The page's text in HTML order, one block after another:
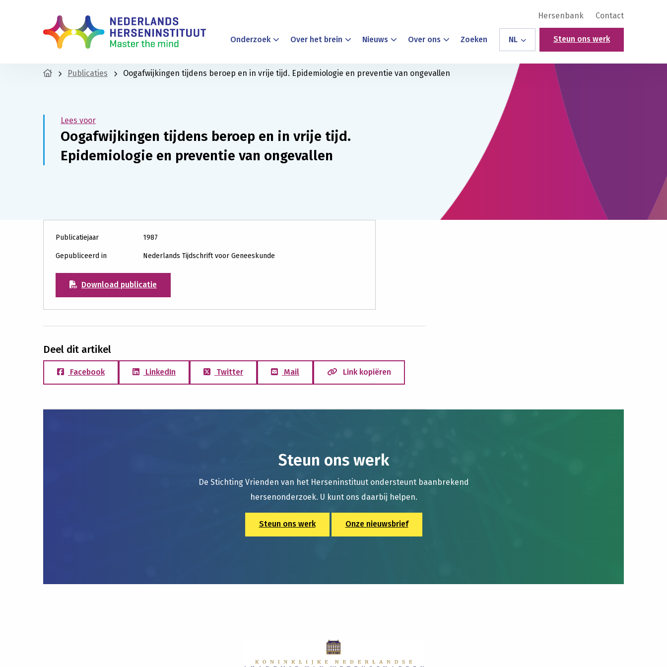
Hersenbank Contact
Onderzoek Over het brein Nieuws Over ons Zoeken NL Steun ons werk
Publicaties Oogafwijkingen tijdens beroep en in vrije tijd. Epidemiologie en preventie van ongevallen
Lees voor
Oogafwijkingen tijdens beroep en in vrije tijd.
Epidemiologie en preventie van ongevallen
Publicatiejaar 1987
Gepubliceerd in Nederlands Tijdschrift voor Geneeskunde
Download publicatie
Deel dit artikel
Facebook LinkedIn Twitter Mail Link kopiëren
Steun ons werk
De Stichting Vrienden van het Herseninstituut ondersteunt baanbrekend
hersenonderzoek. U kunt ons daarbij helpen.
Steun ons werk Onze nieuwsbrief